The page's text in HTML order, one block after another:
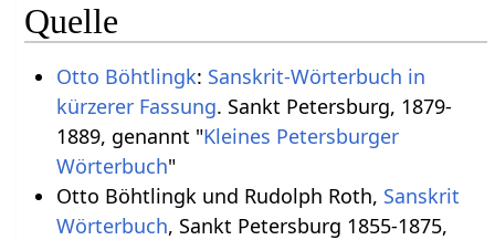
Quelle
Otto Böhtlingk: Sanskrit-Wörterbuch in
kürzerer Fassung. Sankt Petersburg, 1879-
1889, genannt "Kleines Petersburger
Wörterbuch"
Otto Böhtlingk und Rudolph Roth, Sanskrit
Wörterbuch, Sankt Petersburg 1855-1875,